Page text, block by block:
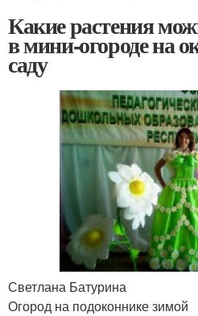
Какие растения
в мини-огороде на
саду
Светлана Батурина
Огород на подоконнике зимой